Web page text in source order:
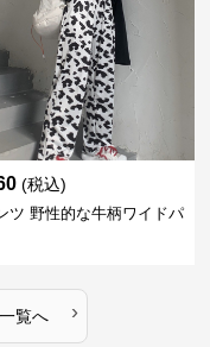
(税込)
ツ 野性的な牛柄ワイドパ
一覧へ ›